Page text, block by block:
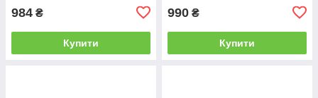
984 ₴
Купити
990 ₴
Купити